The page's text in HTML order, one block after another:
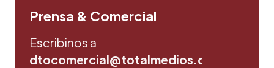
Prensa & Comercial
Escribinos a
dtocomercial@totalmedios.com